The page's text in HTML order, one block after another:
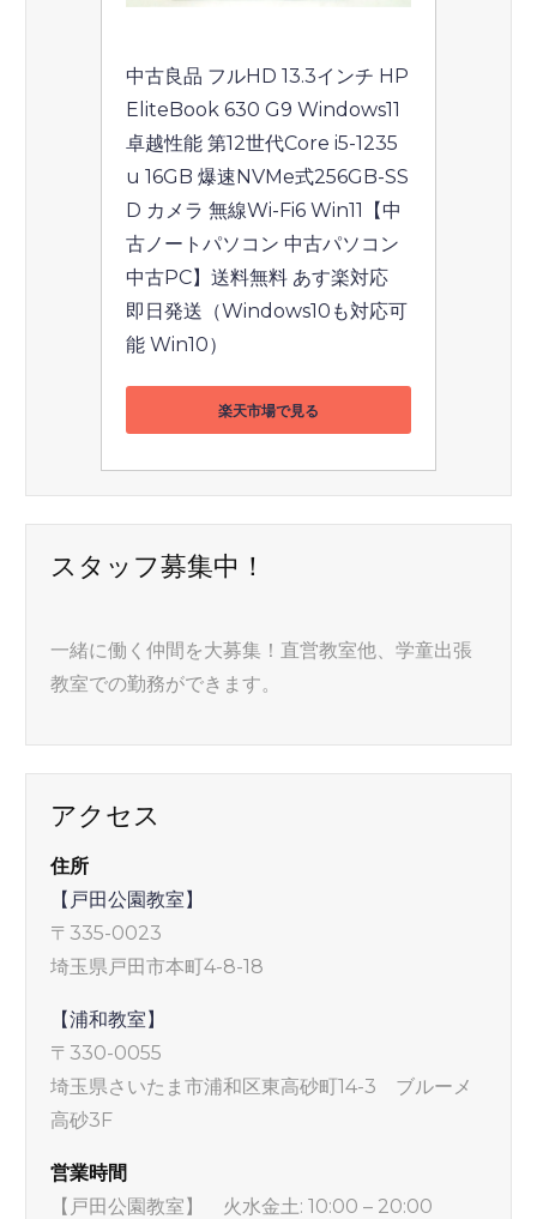
中古良品 フルHD 13.3インチ HP
EliteBook 630 G9 Windows11
卓越性能 第12世代Core i5-1235
u 16GB 爆速NVMe式256GB-SS
D カメラ 無線Wi-Fi6 Win11【中
古ノートパソコン 中古パソコン
中古PC】送料無料 あす楽対応
即日発送（Windows10も対応可
能 Win10）
楽天市場で見る
スタッフ募集中！
一緒に働く仲間を大募集！直営教室他、学童出張
教室での勤務ができます。
アクセス
住所
【戸田公園教室】
〒335-0023
埼玉県戸田市本町4-8-18
【浦和教室】
〒330-0055
埼玉県さいたま市浦和区東高砂町14-3 ブルーメ
高砂3F
営業時間
【戸田公園教室】 火水金土: 10:00 – 20:00